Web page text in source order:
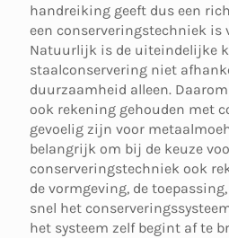
handreiking geeft dus een
een conserveringstechniek is
Natuurlijk is de uiteindelijke
staalconservering niet
duurzaamheid alleen.
ook rekening gehouden met
gevoelig zijn voor
belangrijk om bij de keuze
conserveringstechniek ook
de vormgeving, de
snel het
het systeem zelf begint af te